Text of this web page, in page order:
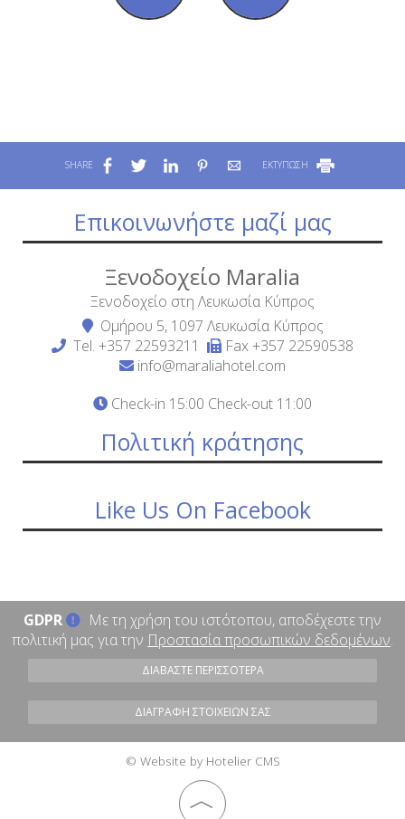
SHARE ΕΚΤΥΠΩΣΗ
Επικοινωνήστε μαζί μας
Ξενοδοχείο Maralia
Ξενοδοχείο στη Λευκωσία Κύπρος
Ομήρου 5, 1097 Λευκωσία Κύπρος
Tel. +357 22593211
Fax +357 22590538
info@maraliahotel.com
Check-in 15:00 Check-out 11:00
Πολιτική κράτησης
Like Us On Facebook
GDPR
Με τη χρήση του ιστότοπου, αποδέχεστε την
πολιτική μας για την Προστασία προσωπικών δεδομένων.
ΔΙΑΒΆΣΤΕ ΠΕΡΙΣΣΌΤΕΡΑ
ΔΙΑΓΡΑΦΉ ΣΤΟΙΧΕΊΩΝ ΣΑΣ
© Website by Hotelier CMS
︿